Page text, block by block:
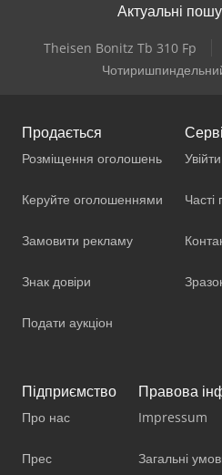
Актуальні
Theisen Bonitz Tb 310 Fp
Продається
Розміщення оголошень
Керуйте оголошеннями
Замовити рекламу
Знак довіри
Подати аукціон
Увійти
Часті
Підприємство
Про нас
Прес
Правова
Impressum
Загальні